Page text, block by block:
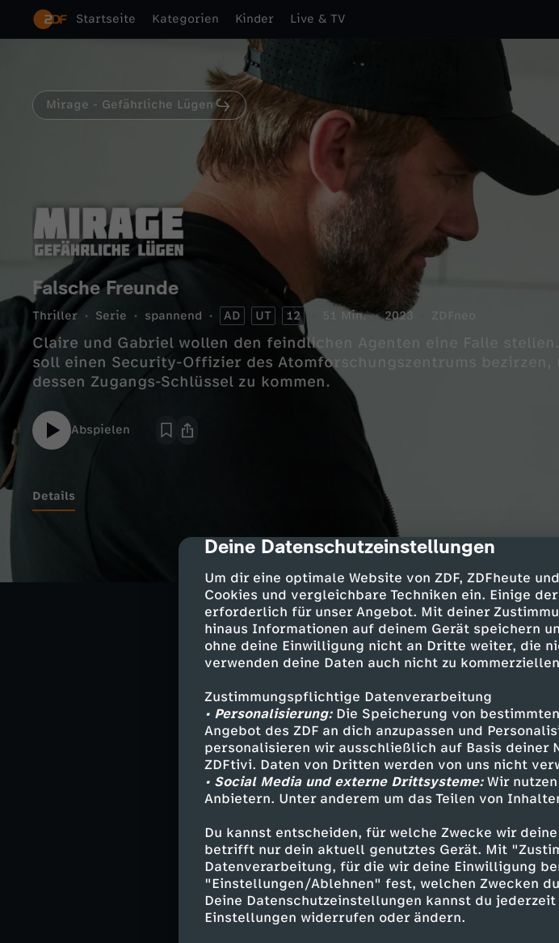
cmp-dialog-description
Deine Datenschutzeinstellungen
Um dir eine optimale Website von ZDF, ZDFheute
Cookies und vergleichbare Techniken ein. Einige
erforderlich für unser Angebot. Mit deiner
hinaus Informationen auf deinem Gerät speichern
ohne deine Einwilligung nicht an Dritte weiter, die
verwenden deine Daten auch nicht zu
Zustimmungspflichtige Datenverarbeitung
• Personalisierung:Die Speicherung von
Angebot des ZDF an dich anzupassen und
personalisieren wir ausschließlich auf Basis deiner
ZDFtivi. Daten von Dritten werden von uns nicht
• Social Media und externe Drittsysteme:Wir
Anbietern. Unter anderem um das Teilen von
Du kannst entscheiden, für welche Zwecke wir
betrifft nur dein aktuell genutztes Gerät. Mit
Datenverarbeitung, für die wir deine Einwilligung
"Einstellungen/Ablehnen" fest, welchen Zwecken
Deine Datenschutzeinstellungen kannst du
Einstellungen widerrufen oder ändern.
Startseite Kategorien Kinder Live & TV
Mirage - Gefährliche Lügen
Falsche Freunde
Thriller Serie spannend AD UT 12 51 Min. 2023 ZDFneo
Claire und Gabriel wollen den feindlichen Agenten eine Falle
soll einen Security-Offizier des Atomforschungszentrums bezirzen,
dessen Zugangs-Schlüssel zu kommen.
Abspielen
Details
Darsteller
Claire - Marie-Josée Croze
Gabriel - Clive Standen
Lukas - Hannes Jaenicke
Zack - Thomas Chomel
Birgit - Jeanette Hain
Bassem - Chadi Alhelou
Doug - Shawn Doyle
Jennifer - Maxim Roy
Grasset - Grégory Fitoussi
Regie - Louis Choquette
Autor - Franck Philippon, Benedicte
Kamera - Ronald Plante
Schnitt - Jean-François Bergeron